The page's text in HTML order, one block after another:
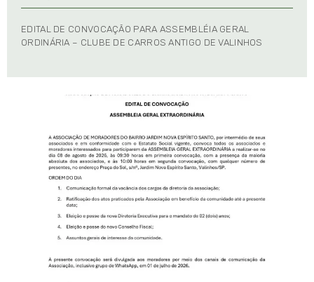
EDITAL DE CONVOCAÇÃO PARA ASSEMBLÉIA GERAL
ORDINÁRIA – CLUBE DE CARROS ANTIGO DE VALINHOS